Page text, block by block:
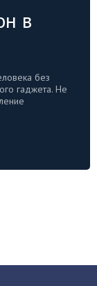
в
без
гаджета. Не